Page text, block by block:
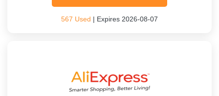
567 Used | Expires 2026-08-07